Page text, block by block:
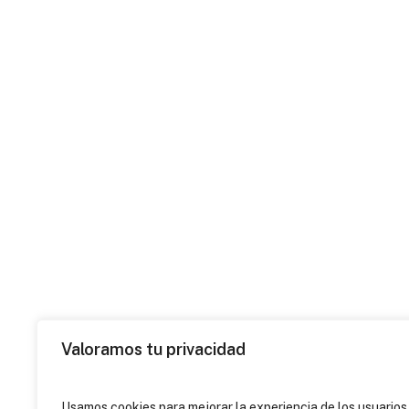
Valoramos tu privacidad